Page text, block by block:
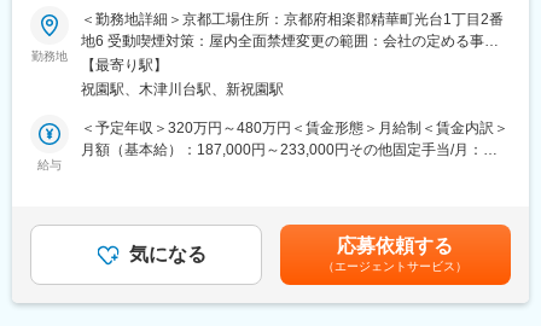
本ポジションは男性1名、女性7名。8名中5名が20代の、フレッシ
ュ感溢れるチームです。
■明日も行きたくなる会社
2022年から人事制度を大きく変更しました！
部署や役職という概念をなくし、一人ひとりが自分の強みや興味
を活かして働ける環境を目指しています。
がら、新たな事業を生み出し続けています。
あなたも「誰かの決定を待つ」ことを卒業し、「自分で決めて動
く」組織で、一歩踏み出してみませんか？
■仕事内容：
大手製薬メーカーから依頼を受けたプラスチック容器を開発し
て、量産体制を整える仕事です。製品の設計／デザイン～試作の
工程を担い、生産部門にバトンタッチするまで手がけます。
＜開発する製品＞
・人工透析用容器や点滴用ボトル
└医療に欠かせないプラスチック容器を開発する仕事です。
営業がヒアリングした内容と製薬メーカーからの資料をもとに内
容確認。
（2）法規制／特許／意匠の調査：
勤務地
＜勤務地詳細＞京都工場住所：京都府相楽郡精華町光台1丁目2番
地6 受動喫煙対策：屋内全面禁煙変更の範囲：会社の定める事業
所【最寄り駅】
祝園駅、木津川台駅、新祝園駅
給与
＜予定年収＞320万円～480万円＜賃金形態＞月給制＜賃金内訳＞
月額（基本給）：187,000円～233,000円その他固定手当/月：
与：年2回（昨年度実績：年2回、5.1ヶ月分支給）■決算賞与：直
近10年以上連続で支給賃金はあくまでも目安の金額であり、選考
を通じて上下する可能性があります。月給(月額)は固定手当を含め
た表記です。
気になる 応募依頼する
（エージェントサービス）